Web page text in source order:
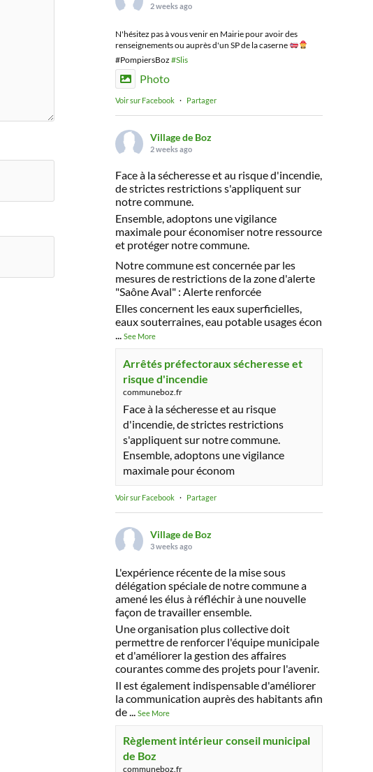
2 weeks ago
N'hésitez pas à vous venir en Mairie pour avoir des
renseignements ou auprès d'un SP de la caserne
#PompiersBoz #Slis
Photo
Voir sur Facebook · Partager
Village de Boz
2 weeks ago
Face à la sécheresse et au risque d'incendie,
de strictes restrictions s'appliquent sur
notre commune.
Ensemble, adoptons une vigilance
maximale pour économiser notre ressource
et protéger notre commune.
Notre commune est concernée par les
mesures de restrictions de la zone d'alerte
"Saône Aval" : Alerte renforcée
Elles concernent les eaux superficielles,
eaux souterraines, eau potable usages écon
... See More
Arrêtés préfectoraux sécheresse et
risque d'incendie
communeboz.fr
Face à la sécheresse et au risque
d'incendie, de strictes restrictions
s'appliquent sur notre commune.
Ensemble, adoptons une vigilance
maximale pour économ
Voir sur Facebook · Partager
Village de Boz
3 weeks ago
L'expérience récente de la mise sous
délégation spéciale de notre commune a
amené les élus à réfléchir à une nouvelle
façon de travailler ensemble.
Une organisation plus collective doit
permettre de renforcer l'équipe municipale
et d'améliorer la gestion des affaires
courantes comme des projets pour l'avenir.
Il est également indispensable d'améliorer
la communication auprès des habitants afin
de... See More
Règlement intérieur conseil municipal
de Boz
communeboz.fr